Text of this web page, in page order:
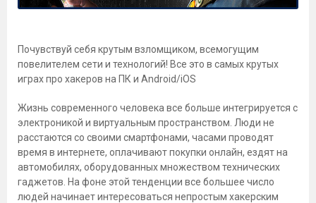
Почувствуй себя крутым взломщиком, всемогущим
повелителем сети и технологий! Все это в самых крутых
играх про хакеров на ПК и Android/iOS
Жизнь современного человека все больше интегрируется с
электроникой и виртуальным пространством. Люди не
расстаются со своими смартфонами, часами проводят
время в интернете, оплачивают покупки онлайн, ездят на
автомобилях, оборудованных множеством технических
гаджетов. На фоне этой тенденции все большее число
людей начинает интересоваться непростым хакерским